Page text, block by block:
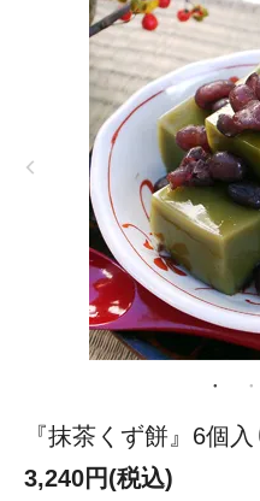
『抹茶くず餅』6個
3,240円(税込)